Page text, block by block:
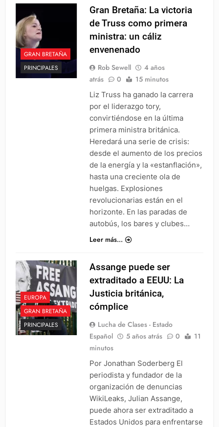
GRAN BRETAÑA
PRINCIPALES
Gran Bretaña: La victoria
de Truss como primera
ministra: un cáliz
envenenado
Rob Sewell
4 años
atrás
0 15 minutos
Liz Truss ha ganado la carrera
por el liderazgo tory,
convirtiéndose en la última
primera ministra británica.
Heredará una serie de crisis:
desde el aumento de los precios
de la energía y la «estanflación»,
hasta una creciente ola de
huelgas. Explosiones
revolucionarias están en el
horizonte. En las paradas de
autobús, los bares y clubes…
Leer más...
EUROPA
GRAN BRETAÑA
PRINCIPALES
Assange puede ser
extraditado a EEUU: La
Justicia británica,
cómplice
Lucha de Clases - Estado
Español
5 años atrás 0
11
minutos
Por Jonathan Soderberg El
periodista y fundador de la
organización de denuncias
WikiLeaks, Julian Assange,
puede ahora ser extraditado a
Estados Unidos para enfrentarse